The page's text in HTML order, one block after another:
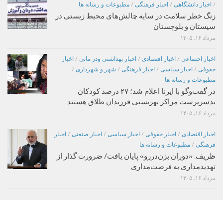
/ اخبار دانشگاهی / اخبار فرهنگی / مطبوعات و رسانه ها
زنگ خطر سلامت در سایه چالش‌های محیط زیستی در
سیستان و بلوچستان
مرداد ۱۶, ۱۴۰۵
اخبار اجتماعی / اخبار اقتصادی / اخبار بهداشتی ودر مانی / اخبار
حقوقی / اخبار سیاسی / اخبار فرهنگی / شهر و شهرداری /
مطبوعات و رسانه ها
در گفت‌وگو با ایرنا اعلام شد؛ ۲۷ درصد کودکان
بدسرپرست مراکز بهزیستی فرزندان طلاق هستند
مرداد ۱۶, ۱۴۰۵
اخبار اقتصادی / اخبار حقوقی / اخبار سیاسی / اخبار صنعتی / اخبار
فرهنگی / مطبوعات و رسانه ها
ظریف: «دوران بزن‌دررو» پایان یافت/ ضرورت گذار از
تهدیدمداری به فرصت‌مداری
مرداد ۱۶, ۱۴۰۵